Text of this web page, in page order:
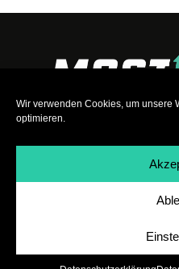
Wir verwenden Cookies, um unsere
optimieren.
Datenschutz|